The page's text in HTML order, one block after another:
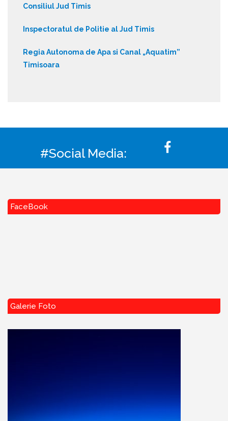
Consiliul Jud Timis
Inspectoratul de Politie al Jud Timis
Regia Autonoma de Apa si Canal „Aquatim”
Timisoara
#Social Media:
FaceBook
Galerie Foto